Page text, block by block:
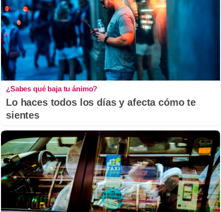
¿Sabes qué baja tu ánimo?
Lo haces todos los días y afecta cómo te
sientes